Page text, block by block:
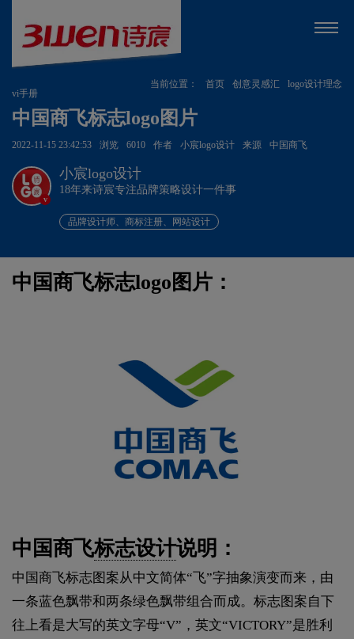
当前位置： 首页 创意灵感汇
logo设计理念
vi手册
中国商飞标志logo图片
2022-11-15 23:42:53 浏览 6010 作者 小宸logo设计 来源 中国商飞
v
小宸logo设计
18年来诗宸专注品牌策略设计一件事
品牌设计师、商标注册、网站设计
中国商飞标志logo图片：
中国商飞标志设计说明：
中国商飞标志图案从中文简体“飞”字抽象演变而来，由
一条蓝色飘带和两条绿色飘带组合而成。标志图案自下
往上看是大写的英文字母“V”，英文“VICTORY”是胜利